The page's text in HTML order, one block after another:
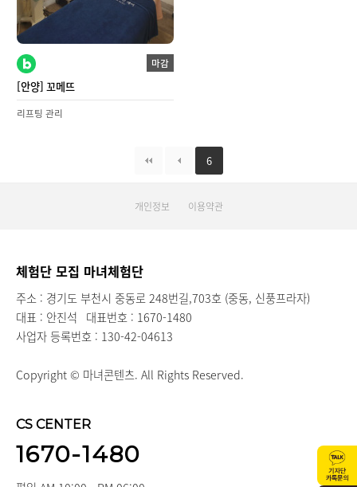
마감
[안양] 꼬메뜨
리프팅 관리
6
개인정보 이용약관
체험단 모집 마녀체험단
주소 : 경기도 부천시 중동로 248번길,703호 (중동, 신풍프라자)
대표 : 안진석 대표번호 : 1670-1480
사업자 등록번호 : 130-42-04613
Copyright © 마녀콘텐츠. All Rights Reserved.
CS CENTER
1670-1480